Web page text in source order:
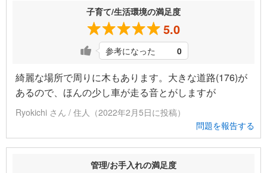
子育て/生活環境の満足度
5.0
参考になった 0
綺麗な場所で周りに木もあります。大きな道路(176)が
あるので、ほんの少し車が走る音とがしますが
Ryokichi さん / 住人（2022年2月5日に投稿）
問題を報告する
管理/お手入れの満足度